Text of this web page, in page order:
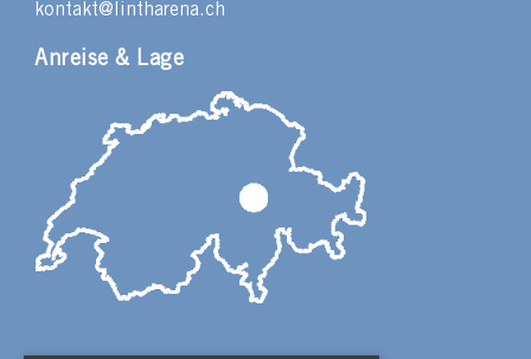
kontakt@lintharena.ch
Anreise & Lage